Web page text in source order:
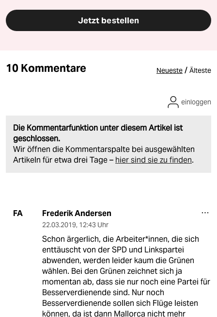
Jetzt bestellen
10 Kommentare Neueste / Älteste
Die Kommentarfunktion unter diesem Artikel ist
geschlossen.
Wir öffnen die Kommentarspalte bei ausgewählten
Artikeln für etwa drei Tage – hier sind sie zu finden.
einloggen
FA Frederik Andersen
22.03.2019, 12:43 Uhr
Schon ärgerlich, die Arbeiter*innen, die sich
enttäuscht von der SPD und Linkspartei
abwenden, werden leider kaum die Grünen
wählen. Bei den Grünen zeichnet sich ja
momentan ab, dass sie nur noch eine Partei für
Besserverdienende sind. Nur noch
Besserverdienende sollen sich Flüge leisten
können, da ist dann Mallorca nicht mehr